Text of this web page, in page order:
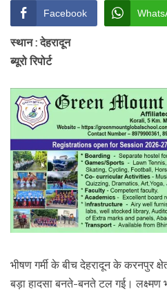
Facebook
स्थान : देहरादून
ब्यूरो रिपोर्ट
भीषण गर्मी के बीच देहरादून के करनपुर
बड़ा हादसा बनते-बनते टल गई। लक्ष्मण